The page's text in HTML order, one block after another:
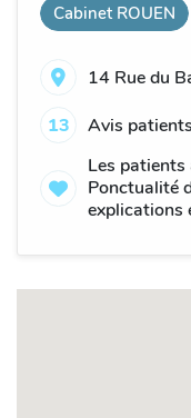
Cabinet ROUEN
14 Rue du
13
Avis patients
Les
Ponctualité
explications